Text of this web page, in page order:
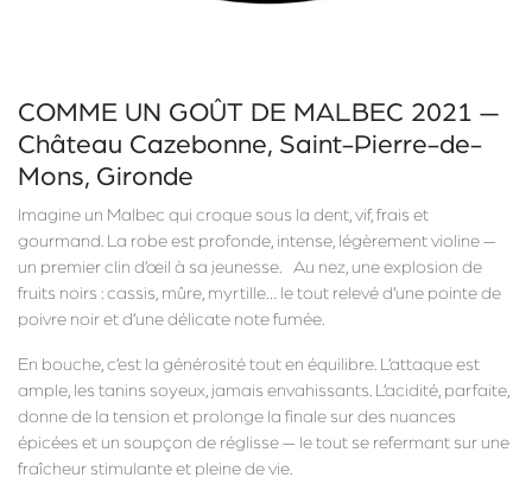
COMME UN GOÛT DE MALBEC 2021 —
Château Cazebonne, Saint-Pierre-de-
Mons, Gironde
Imagine un Malbec qui croque sous la dent, vif, frais et
gourmand. La robe est profonde, intense, légèrement violine —
un premier clin d’œil à sa jeunesse. Au nez, une explosion de
fruits noirs : cassis, mûre, myrtille… le tout relevé d’une pointe de
poivre noir et d’une délicate note fumée.
En bouche, c’est la générosité tout en équilibre. L’attaque est
ample, les tanins soyeux, jamais envahissants. L’acidité, parfaite,
donne de la tension et prolonge la finale sur des nuances
épicées et un soupçon de réglisse — le tout se refermant sur une
fraîcheur stimulante et pleine de vie.